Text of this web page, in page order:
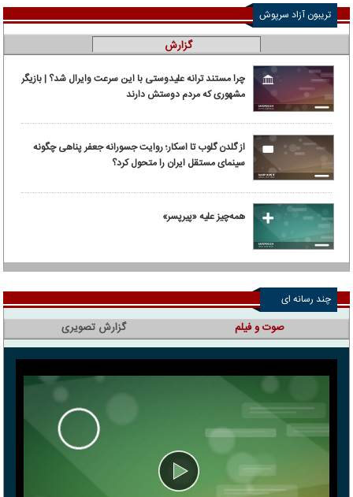
تریبون آزاد سرپوش
گزارش
چرا مستند ترانه علیدوستی با این سرعت وایرال شد؟ | بازیگر
مشهوری که مردم دوستش دارند
از گلدن گلوب تا اسکار؛ روایت جسورانه جعفر پناهی چگونه
سینمای مستقل ایران را متحول کرد؟
همه‌چیز علیه «پیرپسر»
چند رسانه ای
صوت و فیلم گزارش تصویری